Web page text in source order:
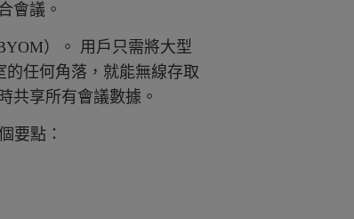
會議。
）。 用戶只需將大型
的任何角落，就能無線存取
共享所有會議數據。
要點：